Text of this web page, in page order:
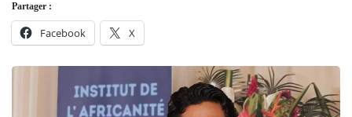
Partager :
Facebook X